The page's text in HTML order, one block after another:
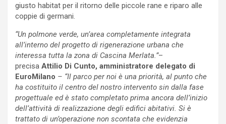
giusto habitat per il ritorno delle piccole rane e riparo alle
coppie di germani.
“Un polmone verde, un’area completamente integrata
all’interno del progetto di rigenerazione urbana che
interessa tutta la zona di Cascina Merlata.”–
precisa Attilio Di Cunto, amministratore delegato di
EuroMilano – “Il parco per noi è una priorità, al punto che
ha costituito il centro del nostro intervento sin dalla fase
progettuale ed è stato completato prima ancora dell’inizio
dell’attività di realizzazione degli edifici abitativi. Si è
trattato di un’operazione non scontata che evidenzia